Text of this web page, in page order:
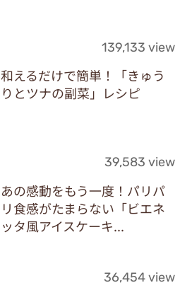
139,133 view
和えるだけで簡単！「きゅう
りとツナの副菜」レシピ
39,583 view
あの感動をもう一度！パリパ
リ食感がたまらない「ビエネ
ッタ風アイスケーキ...
36,454 view